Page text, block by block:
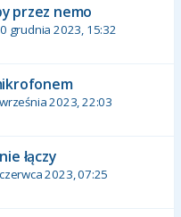
przez nemo
grudnia 2023, 15:32
2023, 22:03
łączy
2023, 07:25